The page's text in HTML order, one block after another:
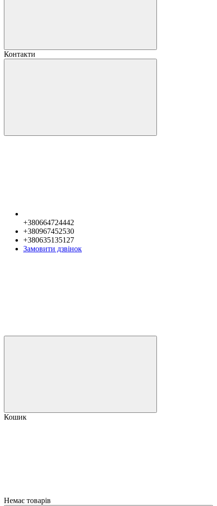
Контакти
+380664724442
+380967452530
+380635135127
Замовити дзвінок
Кошик
Немає товарів